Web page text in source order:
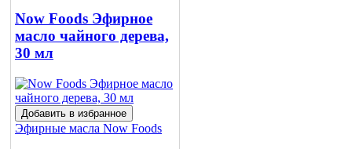
Now Foods Эфирное
масло чайного дерева,
30 мл
Добавить в избранное
Эфирные масла Now Foods